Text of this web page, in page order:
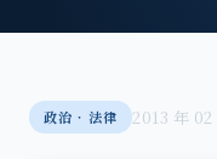
政治‧法律 2013 年 02